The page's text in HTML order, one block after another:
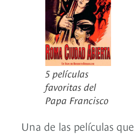
5 películas
favoritas del
Papa Francisco
Una de las películas que